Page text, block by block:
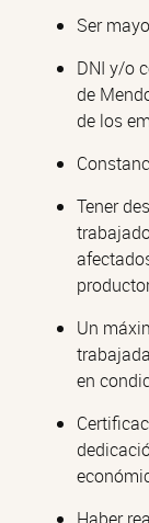
Ser
DNI y/o
de
de los
Tener
Un
en